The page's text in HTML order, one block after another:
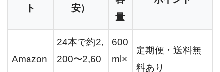
ト
安）
量
Amazon
24本で約2,
200〜2,60
600
ml×
定期便・送料無
料あり